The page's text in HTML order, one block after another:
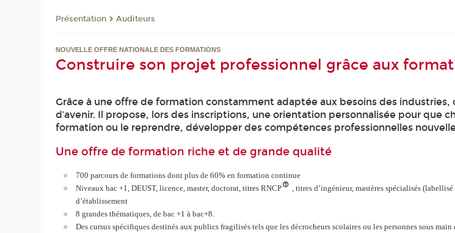
Présentation Auditeurs
NOUVELLE OFFRE NATIONALE DES FORMATIONS
Construire son projet professionnel grâce aux
Grâce à une offre de formation constamment adaptée aux besoins des
d’avenir. Il propose, lors des inscriptions, une orientation personnalisée pour que
formation ou le reprendre, développer des compétences professionnelles
Une offre de formation riche et de grande qualité
700 parcours de formations dont plus de 60% en formation continue
Niveaux bac +1, DEUST, licence, master, doctorat, titres RNCP
, titres d’ingénieur, mastères spécialisés
d’établissement
8 grandes thématiques, de bac +1 à bac+8.
Des cursus spécifiques destinés aux publics fragilisés tels que les décrocheurs scolaires ou les personnes sous main